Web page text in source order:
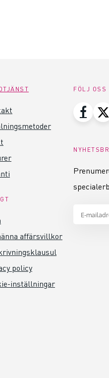
affärsvillkor
policy
inställningar
FÖLJ OSS